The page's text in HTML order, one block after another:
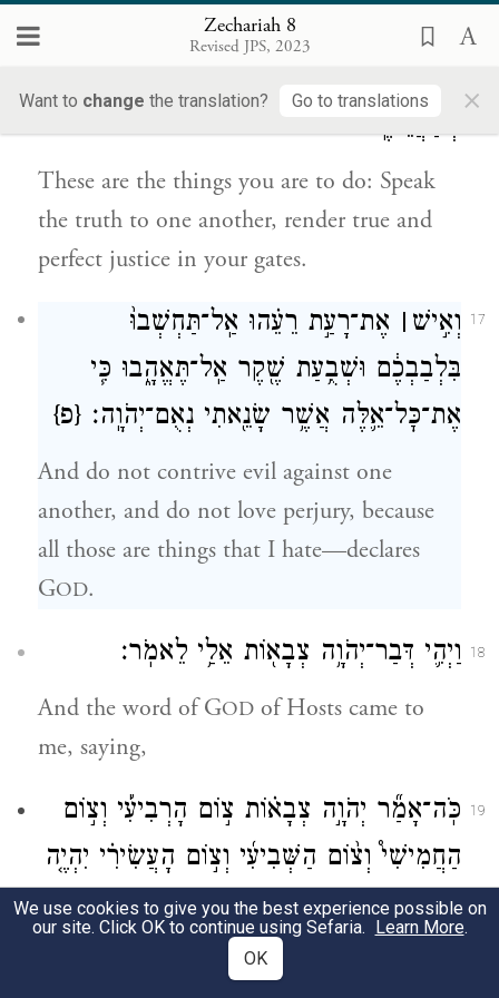
Zechariah 8
Revised JPS, 2023
Want to change the translation? Go to translations ×
16 אֵ֥לֶּה הַדְּבָרִ֖ים אֲשֶׁ֣ר תַּֽעֲשׂ֑וּ דַּבְּר֤וּ אֱמֶת֙
בְּשַׁעֲרֵיכֶֽם׃
These are the things you are to do: Speak
the truth to one another, render true and
perfect justice in your gates.
17 וְאִ֣ישׁ ׀ אֶת־רָעַ֣ת רֵעֵ֗הוּ אַֽל־תַּחְשְׁבוּ֙
בִּלְבַבְכֶ֔ם וּשְׁבֻ֥עַת שֶׁ֖קֶר אַֽל־תֶּאֱהָ֑בוּ כִּ֧י
אֶת־כׇּל־אֵ֛לֶּה אֲשֶׁ֥ר שָׂנֵ֖אתִי נְאֻם־יְהֹוָֽה׃ {פ}
And do not contrive evil against one
another, and do not love perjury, because
all those are things that I hate—declares
GOD.
18 וַיְהִ֛י דְּבַר־יְהֹוָ֥ה צְבָא֖וֹת אֵלַ֥י לֵאמֹֽר׃
And the word of GOD of Hosts came to
me, saying,
19
כֹּֽה־אָמַ֞ר יְהֹוָ֣ה צְבָא֗וֹת צ֣וֹם הָרְבִיעִ֡י וְצ֣וֹם
הַחֲמִישִׁי֩ וְצ֨וֹם הַשְּׁבִיעִ֜י וְצ֣וֹם הָעֲשִׂירִ֗י יִהְיֶ֤ה
לְבֵית־יְהוּדָה֙ לְשָׂשׂ֣וֹן וּלְשִׂמְחָ֔ה וּֽלְמֹעֲדִ֖ים
טוֹבִ֑ים וְהָאֱמֶ֥ת וְהַשָּׁל֖וֹם אֱהָֽבוּ׃
We use cookies to give you the best experience possible on
our site. Click OK to continue using Sefaria. Learn More.
OK